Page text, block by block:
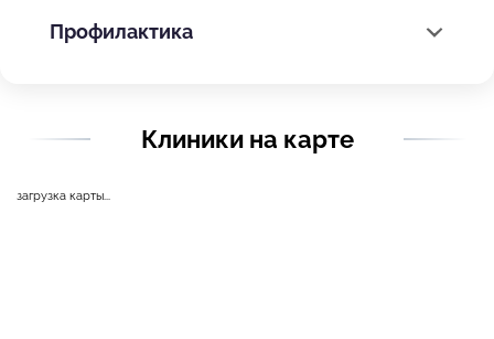
Профилактика
Клиники на карте
загрузка карты...